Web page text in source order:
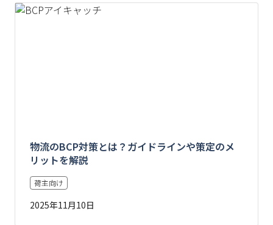
物流のBCP対策とは？ガイドラインや策定のメ
リットを解説
荷主向け
2025年11月10日